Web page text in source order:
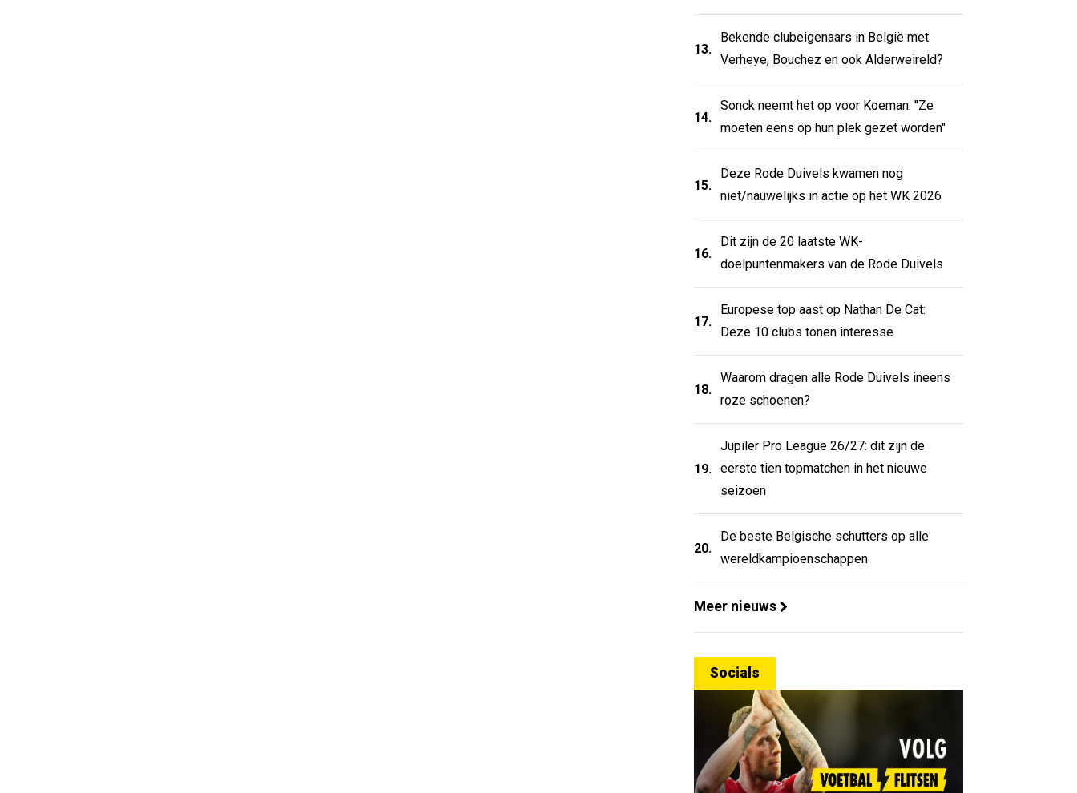
13.
Bekende clubeigenaars in België met
Verheye, Bouchez en ook Alderweireld?
14.
Sonck neemt het op voor Koeman: "Ze
moeten eens op hun plek gezet worden"
15.
Deze Rode Duivels kwamen nog
niet/nauwelijks in actie op het WK 2026
16.
Dit zijn de 20 laatste WK-
doelpuntenmakers van de Rode Duivels
17.
Europese top aast op Nathan De Cat:
Deze 10 clubs tonen interesse
18.
Waarom dragen alle Rode Duivels ineens
roze schoenen?
19.
Jupiler Pro League 26/27: dit zijn de
eerste tien topmatchen in het nieuwe
seizoen
20.
De beste Belgische schutters op alle
wereldkampioenschappen
Meer nieuws
Socials